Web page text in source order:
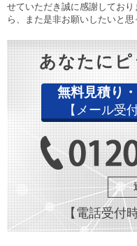
せていただき誠に感謝してお
ら、また是非お願いしたいと思
あなたにピ
無料見積り
【メール受
【電話受付